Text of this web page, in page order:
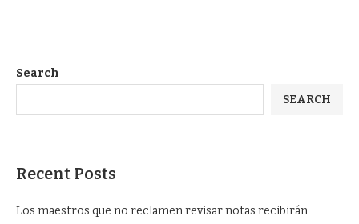
Search
SEARCH
Recent Posts
Los maestros que no reclamen revisar notas recibirán